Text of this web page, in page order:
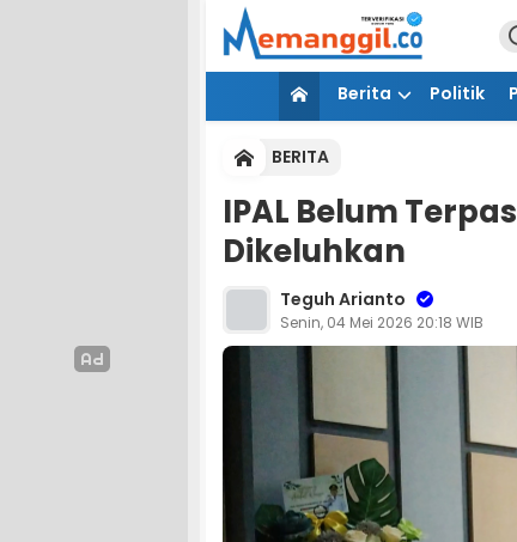
Berita Politik
BERITA
IPAL Belum
Dikeluhkan
Teguh Arianto
Senin, 04 Mei 2026 20:18 WIB